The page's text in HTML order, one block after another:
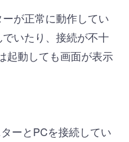
が正常に動作してい
いたり、接続が不十
起動しても画面が表示
ーとPCを接続してい